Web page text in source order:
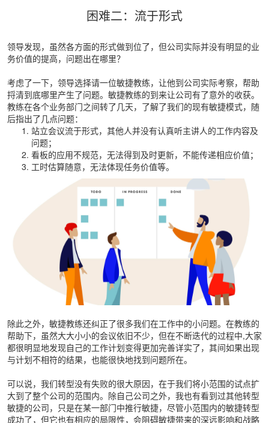
困难二：流于形式
领导发现，虽然各方面的形式做到位了，但公司实际并没有明显的业
务价值的提高，问题出在哪里？
考虑了一下，领导选择请一位敏捷教练，让他到公司实际考察，帮助
捋清到底哪里产生了问题。敏捷教练的到来让公司有了意外的收获。
教练在各个业务部门之间转了几天，了解了我们的现有敏捷模式，随
后指出了几点问题：
站立会议流于形式，其他人并没有认真听主讲人的工作内容及
问题；
看板的应用不规范，无法得到及时更新，不能传递相应价值；
工时估算随意，无法体现任务价值等。
除此之外，敏捷教练还纠正了很多我们在工作中的小问题。在教练的
帮助下，虽然大大小小的会议依旧不少，但在不断迭代的过程中,大家
都很明显地发现自己的工作计划变得更加完善详实了，其间如果出现
与计划不相符的结果，也能很快地找到问题所在。
可以说，我们转型没有失败的很大原因，在于我们将小范围的试点扩
大到了整个公司的范围内。除自己公司之外，我也有看到过其他转型
敏捷的公司，只是在某一部门中推行敏捷，尽管小范围内的敏捷转型
成功了，但它也有相应的局限性，会阻碍敏捷带来的深远影响和战略